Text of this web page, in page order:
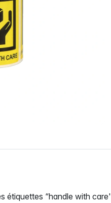
étiquettes “handle with care'